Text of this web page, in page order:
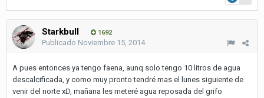
Starkbull 1692
Publicado Noviembre 15, 2014
A pues entonces ya tengo faena, aunq solo tengo 10 litros de agua
descalcificada, y como muy pronto tendré mas el lunes siguiente de
venir del norte xD, mañana les meteré agua reposada del grifo